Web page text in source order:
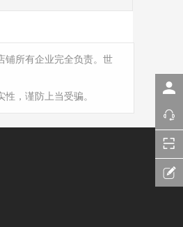
铺所有企业完全负责。世
，谨防上当受骗。